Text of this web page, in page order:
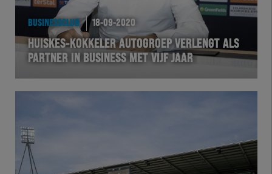
Academie
BUSINESSCLUB 18-09-2020
HUISKES-KOKKELER AUTOGROEP VERLENGT ALS
PARTNER IN BUSINESS MET VIJF JAAR